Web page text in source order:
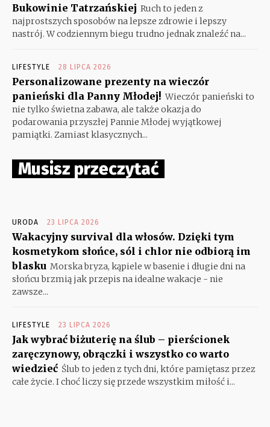
Bukowinie Tatrzańskiej Ruch to jeden z
najprostszych sposobów na lepsze zdrowie i lepszy
nastrój. W codziennym biegu trudno jednak znaleźć na...
LIFESTYLE 28 LIPCA 2026
Personalizowane prezenty na wieczór
panieński dla Panny Młodej! Wieczór panieński to
nie tylko świetna zabawa, ale także okazja do
podarowania przyszłej Pannie Młodej wyjątkowej
pamiątki. Zamiast klasycznych...
Musisz przeczytać
URODA 23 LIPCA 2026
Wakacyjny survival dla włosów. Dzięki tym
kosmetykom słońce, sól i chlor nie odbiorą im
blasku Morska bryza, kąpiele w basenie i długie dni na
słońcu brzmią jak przepis na idealne wakacje - nie
zawsze...
LIFESTYLE 23 LIPCA 2026
Jak wybrać biżuterię na ślub – pierścionek
zaręczynowy, obrączki i wszystko co warto
wiedzieć Ślub to jeden z tych dni, które pamiętasz przez
całe życie. I choć liczy się przede wszystkim miłość i...